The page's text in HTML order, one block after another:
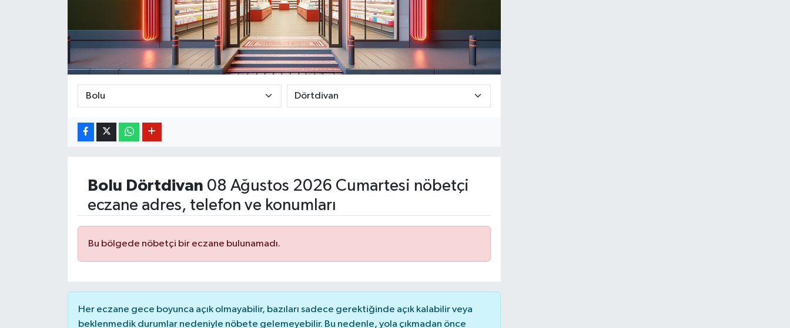
Bolu Dörtdivan 08 Ağustos 2026 Cumartesi nöbetçi
eczane adres, telefon ve konumları
Bu bölgede nöbetçi bir eczane bulunamadı.
Her eczane gece boyunca açık olmayabilir, bazıları sadece gerektiğinde açık kalabilir veya
beklenmedik durumlar nedeniyle nöbete gelemeyebilir. Bu nedenle, yola çıkmadan önce
OTOMOBİL